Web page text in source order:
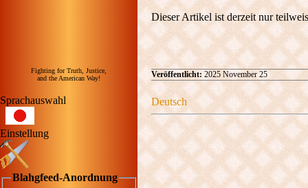
Fighting for Truth, Justice,
and the American Way!
Sprachauswahl
Einstellung
Blahgfeed-Anordnung
Dieser Artikel ist derzeit nur
Veröffentlicht: 2025 November 25
Deutsch